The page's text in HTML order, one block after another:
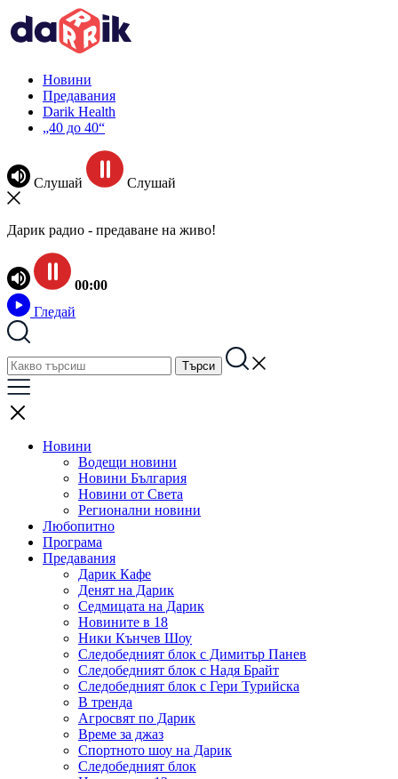
Новини
Предавания
Darik Health
„40 до 40“
Слушай Слушай
Дарик радио - предаване на живо!
00:00
Гледай
Новини
Водещи новини
Новини България
Новини от Света
Регионални новини
Любопитно
Програма
Предавания
Дарик Кафе
Денят на Дарик
Седмицата на Дарик
Новините в 18
Ники Кънчев Шоу
Следобедният блок с Димитър Панев
Следобедният блок с Надя Брайт
Следобедният блок с Гери Турийска
В тренда
Агросвят по Дарик
Време за джаз
Спортното шоу на Дарик
Следобедният блок